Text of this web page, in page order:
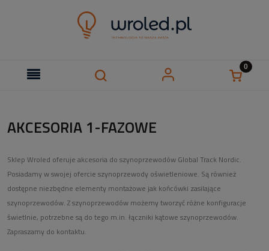
AKCESORIA 1-FAZOWE
Sklep Wroled oferuje akcesoria do szynoprzewodów Global Track Nordic.
Posiadamy w swojej ofercie szynoprzewody oświetleniowe. Są również
dostępne niezbędne elementy montażowe jak końcówki zasilające
szynoprzewodów. Z szynoprzewodów możemy tworzyć różne konfiguracje
świetlnie, potrzebne są do tego m.in. łączniki kątowe szynoprzewodów.
Zapraszamy do kontaktu.